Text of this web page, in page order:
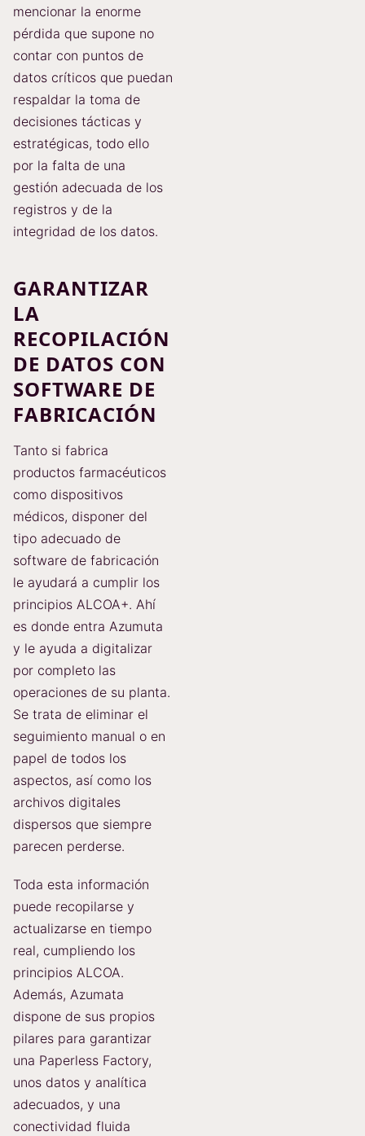
mencionar la enorme
pérdida que supone no
contar con puntos de
datos críticos que puedan
respaldar la toma de
decisiones tácticas y
estratégicas, todo ello
por la falta de una
gestión adecuada de los
registros y de la
integridad de los datos.
GARANTIZAR
LA
RECOPILACIÓN
DE DATOS CON
SOFTWARE DE
FABRICACIÓN
Tanto si fabrica
productos farmacéuticos
como dispositivos
médicos, disponer del
tipo adecuado de
software de fabricación
le ayudará a cumplir los
principios ALCOA+. Ahí
es donde entra Azumuta
y le ayuda a digitalizar
por completo las
operaciones de su planta.
Se trata de eliminar el
seguimiento manual o en
papel de todos los
aspectos, así como los
archivos digitales
dispersos que siempre
parecen perderse.
Toda esta información
puede recopilarse y
actualizarse en tiempo
real, cumpliendo los
principios ALCOA.
Además, Azumata
dispone de sus propios
pilares para garantizar
una Paperless Factory,
unos datos y analítica
adecuados, y una
conectividad fluida